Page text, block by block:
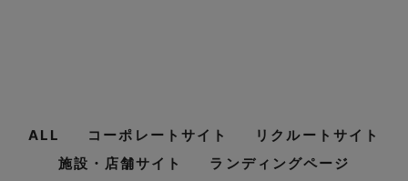
ALL コーポレートサイト
リクルートサイト
施設・店舗サイト
ランディングページ